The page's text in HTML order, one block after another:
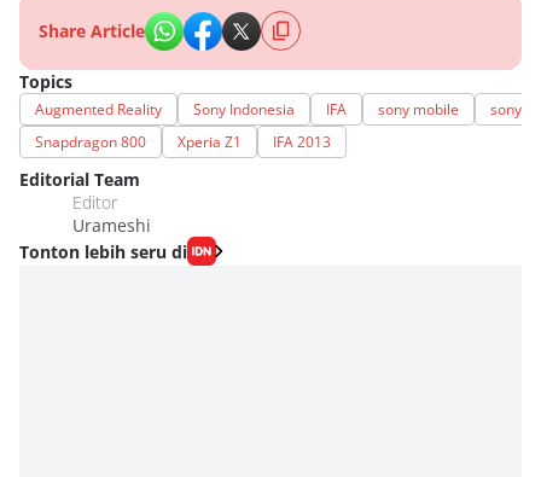
Share Article
Topics
Augmented Reality Sony Indonesia IFA sony mobile
sony
Snapdragon 800
Xperia Z1 IFA 2013
Editorial Team
Editor
Urameshi
Tonton lebih seru di